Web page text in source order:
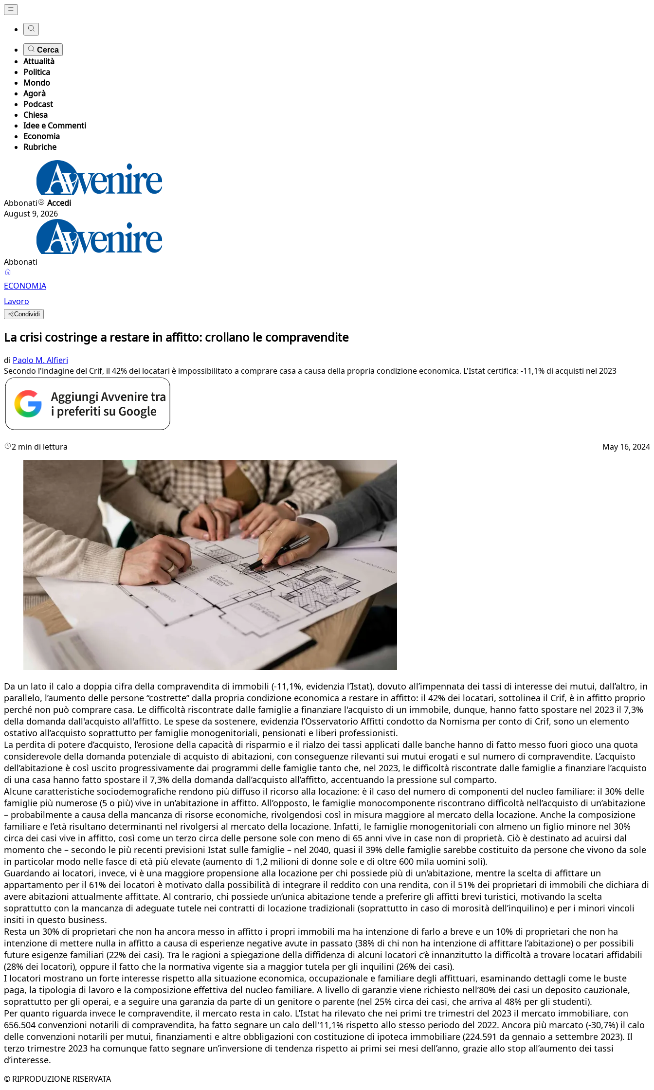
Cerca
Attualità
Politica
Mondo
Agorà
Podcast
Chiesa
Idee e Commenti
Economia
Rubriche
Abbonati
Accedi
August 9, 2026
Abbonati
ECONOMIA
Lavoro
Condividi
La crisi costringe a restare in affitto: crollano le compravendite
di Paolo M. Alfieri
Secondo l'indagine del Crif, il 42% dei locatari è impossibilitato a comprare casa a causa della propria condizione economica. L'Istat certifica: -11,1% di acquisti nel 2023
2 min di lettura May 16, 2024
Da un lato il calo a doppia cifra della compravendita di immobili (-11,1%, evidenzia l’Istat), dovuto all’impennata dei tassi di interesse dei mutui, dall’altro, in
parallelo, l’aumento delle persone “costrette” dalla propria condizione economica a restare in affitto: il 42% dei locatari, sottolinea il Crif, è in affitto proprio
perché non può comprare casa. Le difficoltà riscontrate dalle famiglie a finanziare l'acquisto di un immobile, dunque, hanno fatto spostare nel 2023 il 7,3%
della domanda dall'acquisto all'affitto. Le spese da sostenere, evidenzia l’Osservatorio Affitti condotto da Nomisma per conto di Crif, sono un elemento
ostativo all’acquisto soprattutto per famiglie monogenitoriali, pensionati e liberi professionisti.
La perdita di potere d’acquisto, l’erosione della capacità di risparmio e il rialzo dei tassi applicati dalle banche hanno di fatto messo fuori gioco una quota
considerevole della domanda potenziale di acquisto di abitazioni, con conseguenze rilevanti sui mutui erogati e sul numero di compravendite. L’acquisto
dell’abitazione è così uscito progressivamente dai programmi delle famiglie tanto che, nel 2023, le difficoltà riscontrate dalle famiglie a finanziare l’acquisto
di una casa hanno fatto spostare il 7,3% della domanda dall’acquisto all’affitto, accentuando la pressione sul comparto.
Alcune caratteristiche sociodemografiche rendono più diffuso il ricorso alla locazione: è il caso del numero di componenti del nucleo familiare: il 30% delle
famiglie più numerose (5 o più) vive in un’abitazione in affitto. All’opposto, le famiglie monocomponente riscontrano difficoltà nell’acquisto di un’abitazione
– probabilmente a causa della mancanza di risorse economiche, rivolgendosi così in misura maggiore al mercato della locazione. Anche la composizione
familiare e l’età risultano determinanti nel rivolgersi al mercato della locazione. Infatti, le famiglie monogenitoriali con almeno un figlio minore nel 30%
circa dei casi vive in affitto, così come un terzo circa delle persone sole con meno di 65 anni vive in case non di proprietà. Ciò è destinato ad acuirsi dal
momento che – secondo le più recenti previsioni Istat sulle famiglie – nel 2040, quasi il 39% delle famiglie sarebbe costituito da persone che vivono da sole
in particolar modo nelle fasce di età più elevate (aumento di 1,2 milioni di donne sole e di oltre 600 mila uomini soli).
Guardando ai locatori, invece, vi è una maggiore propensione alla locazione per chi possiede più di un'abitazione, mentre la scelta di affittare un
appartamento per il 61% dei locatori è motivato dalla possibilità di integrare il reddito con una rendita, con il 51% dei proprietari di immobili che dichiara di
avere abitazioni attualmente affittate. Al contrario, chi possiede un’unica abitazione tende a preferire gli affitti brevi turistici, motivando la scelta
soprattutto con la mancanza di adeguate tutele nei contratti di locazione tradizionali (soprattutto in caso di morosità dell’inquilino) e per i minori vincoli
insiti in questo business.
Resta un 30% di proprietari che non ha ancora messo in affitto i propri immobili ma ha intenzione di farlo a breve e un 10% di proprietari che non ha
intenzione di mettere nulla in affitto a causa di esperienze negative avute in passato (38% di chi non ha intenzione di affittare l’abitazione) o per possibili
future esigenze familiari (22% dei casi). Tra le ragioni a spiegazione della diffidenza di alcuni locatori c’è innanzitutto la difficoltà a trovare locatari affidabili
(28% dei locatori), oppure il fatto che la normativa vigente sia a maggior tutela per gli inquilini (26% dei casi).
I locatori mostrano un forte interesse rispetto alla situazione economica, occupazionale e familiare degli affittuari, esaminando dettagli come le buste
paga, la tipologia di lavoro e la composizione effettiva del nucleo familiare. A livello di garanzie viene richiesto nell’80% dei casi un deposito cauzionale,
soprattutto per gli operai, e a seguire una garanzia da parte di un genitore o parente (nel 25% circa dei casi, che arriva al 48% per gli studenti).
Per quanto riguarda invece le compravendite, il mercato resta in calo. L’Istat ha rilevato che nei primi tre trimestri del 2023 il mercato immobiliare, con
656.504 convenzioni notarili di compravendita, ha fatto segnare un calo dell'11,1% rispetto allo stesso periodo del 2022. Ancora più marcato (-30,7%) il calo
delle convenzioni notarili per mutui, finanziamenti e altre obbligazioni con costituzione di ipoteca immobiliare (224.591 da gennaio a settembre 2023). Il
terzo trimestre 2023 ha comunque fatto segnare un’inversione di tendenza rispetto ai primi sei mesi dell’anno, grazie allo stop all’aumento dei tassi
d’interesse.
© RIPRODUZIONE RISERVATA